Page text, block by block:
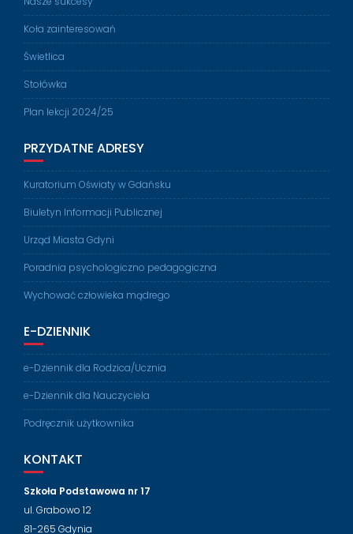
Koła zainteresowań
Świetlica
Stołówka
Plan lekcji 2024/25
PRZYDATNE ADRESY
Kuratorium Oświaty w Gdańsku
Biuletyn Informacji Publicznej
Urząd Miasta Gdyni
Poradnia psychologiczno pedagogiczna
Wychować człowieka mądrego
E-DZIENNIK
e-Dziennik dla Rodzica/Ucznia
e-Dziennik dla Nauczyciela
Podręcznik użytkownika
KONTAKT
Szkoła Podstawowa nr 17
ul. Grabowo 12
81-265 Gdynia